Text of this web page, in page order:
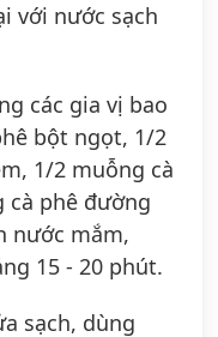
với nước sạch
các gia vị bao
bột ngọt, 1/2
1/2 muỗng cà
cà phê đường
nước mắm,
15 - 20 phút.
sạch, dùng